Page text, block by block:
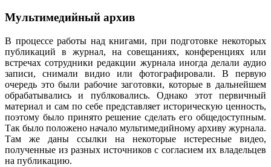
Мультимедийный архив
В процессе работы над книгами, при подготовке некоторых
публикаций в журнал, на совещаниях, конференциях или
встречах сотрудники редакции журнала иногда делали аудио
записи, снимали видио или фотографировали. В первую
очередь это были рабочие заготовки, которые в дальнейшем
обрабатывались и публковались. Однако этот первичный
материал и сам по себе представляет историческую ценность,
поэтому было принято решение сделать его общедоступным.
Так было положено начало мультимедийному архиву журнала.
Там же даны ссылки на некоторые истересные видео,
полученные из разных источников с согласием их владельцев
на публикацию.